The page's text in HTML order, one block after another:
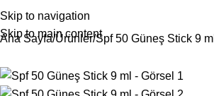
Skip to navigation
Skip to main content
Ana Sayfa Ürünler Spf 50 Güneş Stick 9 ml